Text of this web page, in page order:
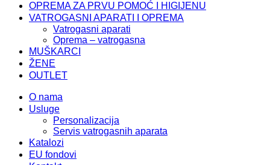
OPREMA ZA PRVU POMOĆ I HIGIJENU
VATROGASNI APARATI I OPREMA
Vatrogasni aparati
Oprema – vatrogasna
MUŠKARCI
ŽENE
OUTLET
O nama
Usluge
Personalizacija
Servis vatrogasnih aparata
Katalozi
EU fondovi